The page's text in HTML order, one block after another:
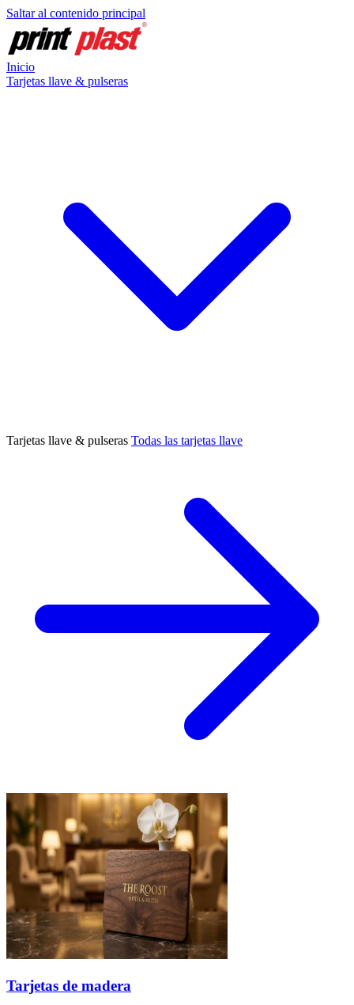
Saltar al contenido principal
Inicio
Tarjetas llave & pulseras
Tarjetas llave & pulseras Todas las tarjetas llave
Tarjetas de madera